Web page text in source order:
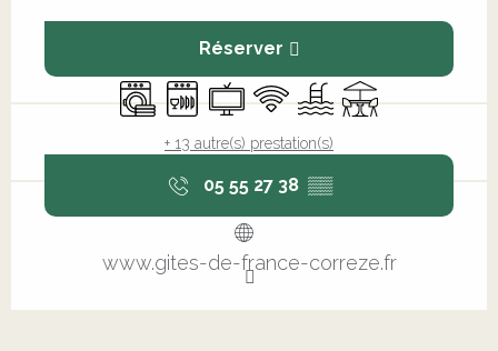
Réserver
Lave lingeLave vaisselle
Télévision
WiFi PiscineTerrasse
+ 13 autre(s) prestation(s)
05 55 27 38 ▒▒
www.gites-de-france-correze.fr